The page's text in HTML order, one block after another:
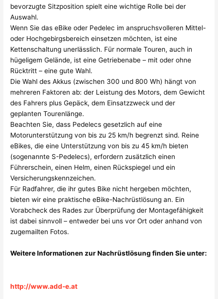
bevorzugte Sitzposition spielt eine wichtige Rolle bei der
Auswahl.
Wenn Sie das eBike oder Pedelec im anspruchsvolleren Mittel-
oder Hochgebirgsbereich einsetzen möchten, ist eine
Kettenschaltung unerlässlich. Für normale Touren, auch in
hügeligem Gelände, ist eine Getriebenabe – mit oder ohne
Rücktritt – eine gute Wahl.
Die Wahl des Akkus (zwischen 300 und 800 Wh) hängt von
mehreren Faktoren ab: der Leistung des Motors, dem Gewicht
des Fahrers plus Gepäck, dem Einsatzzweck und der
geplanten Tourenlänge.
Beachten Sie, dass Pedelecs gesetzlich auf eine
Motorunterstützung von bis zu 25 km/h begrenzt sind. Reine
eBikes, die eine Unterstützung von bis zu 45 km/h bieten
(sogenannte S-Pedelecs), erfordern zusätzlich einen
Führerschein, einen Helm, einen Rückspiegel und ein
Versicherungskennzeichen.
Für Radfahrer, die ihr gutes Bike nicht hergeben möchten,
bieten wir eine praktische eBike-Nachrüstlösung an. Ein
Vorabcheck des Rades zur Überprüfung der Montagefähigkeit
ist dabei sinnvoll – entweder bei uns vor Ort oder anhand von
zugemailten Fotos.
Weitere Informationen zur Nachrüstlösung finden Sie unter:
http://www.add-e.at